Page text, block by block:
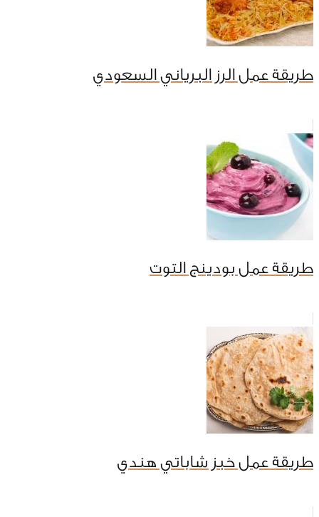
طريقة عمل الرز البرياني السعودي
طريقة عمل بودينج التوت
طريقة عمل خبز شاباتي هندي